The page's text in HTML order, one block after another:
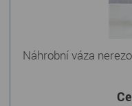
Náhrobní váza